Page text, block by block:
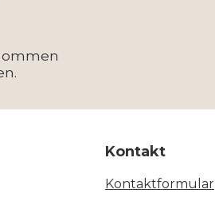
Kontakt
Kontaktformular